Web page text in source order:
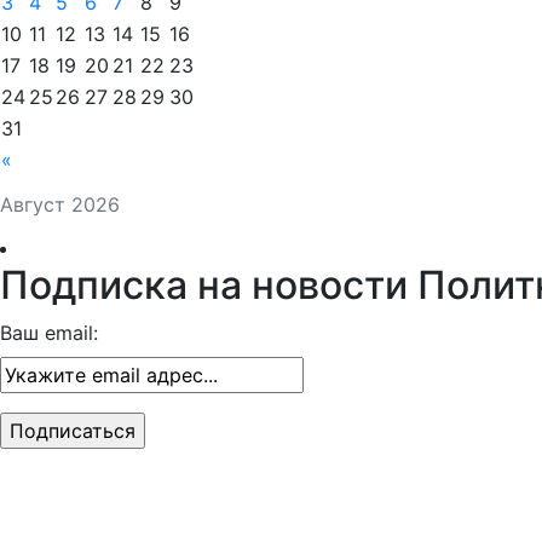
Август 2026
«
10 11 12 13 14 15 16
17 18 19 20 21 22 23
24 25 26 27 28 29 30
31
Подписка на новости
Ваш email: